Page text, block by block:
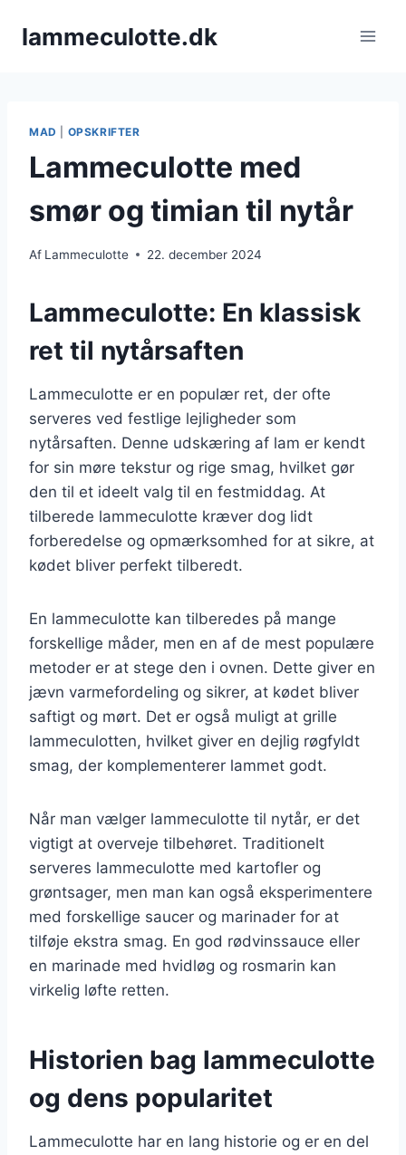
lammeculotte.dk
MAD OPSKRIFTER
Lammeculotte med
smør og timian til nytår
Af Lammeculotte 22. december 2024
Lammeculotte: En klassisk
ret til nytårsaften
Lammeculotte er en populær ret, der ofte
serveres ved festlige lejligheder som
nytårsaften. Denne udskæring af lam er kendt
for sin møre tekstur og rige smag, hvilket gør
den til et ideelt valg til en festmiddag. At
tilberede lammeculotte kræver dog lidt
forberedelse og opmærksomhed for at sikre, at
kødet bliver perfekt tilberedt.
En lammeculotte kan tilberedes på mange
forskellige måder, men en af de mest populære
metoder er at stege den i ovnen. Dette giver en
jævn varmefordeling og sikrer, at kødet bliver
saftigt og mørt. Det er også muligt at grille
lammeculotten, hvilket giver en dejlig røgfyldt
smag, der komplementerer lammet godt.
Når man vælger lammeculotte til nytår, er det
vigtigt at overveje tilbehøret. Traditionelt
serveres lammeculotte med kartofler og
grøntsager, men man kan også eksperimentere
med forskellige saucer og marinader for at
tilføje ekstra smag. En god rødvinssauce eller
en marinade med hvidløg og rosmarin kan
virkelig løfte retten.
Historien bag lammeculotte
og dens popularitet
Lammeculotte har en lang historie og er en del